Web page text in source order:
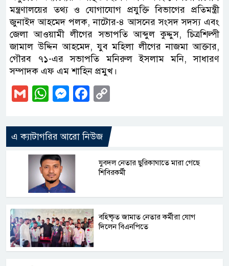
মন্ত্রণালয়ের তথ্য ও যোগাযোগ প্রযুক্তি বিভাগের প্রতিমন্ত্রী
জুনাইদ আহমেদ পলক, নাটোর-৪ আসনের সংসদ সদস্য এবং
জেলা আওয়ামী লীগের সভাপতি আব্দুল কুদ্দুস, চিত্রশিল্পী
জামাল উদ্দিন আহমেদ, যুব মহিলা লীগের নাজমা আক্তার,
গৌরব ৭১-এর সভাপতি মনিরুল ইসলাম মনি, সাধারণ
সম্পাদক এফ এম শাহিন প্রমুখ।
GmailWhatsApp
Messenger
Facebook
এ ক্যাটাগরির আরো নিউজ
যুবদল নেতার ছুরিকাঘাতে মারা গেছে
শিবিরকর্মী
বহিষ্কৃত জামাত নেতার কর্মীরা যোগ
দিলেন বিএনপিতে